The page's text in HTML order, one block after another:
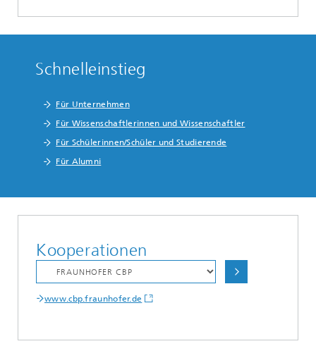
Schnelleinstieg
Für Unternehmen
Für Wissenschaftlerinnen und Wissenschaftler
Für Schülerinnen/Schüler und Studierende
Für Alumni
Kooperationen
www.cbp.fraunhofer.de